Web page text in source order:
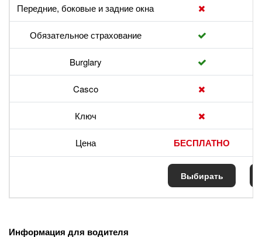
Передние, боковые и задние окна
Обязательное страхование
Burglary
Casco
Ключ
Цена БЕСПЛАТНО
Выбирать
Информация для водителя